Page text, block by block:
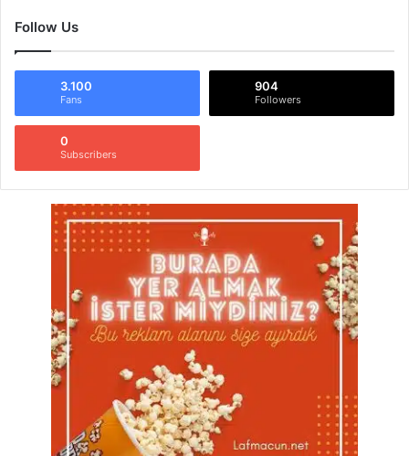
Follow Us
3.100
Fans
904
Followers
0
Subscribers